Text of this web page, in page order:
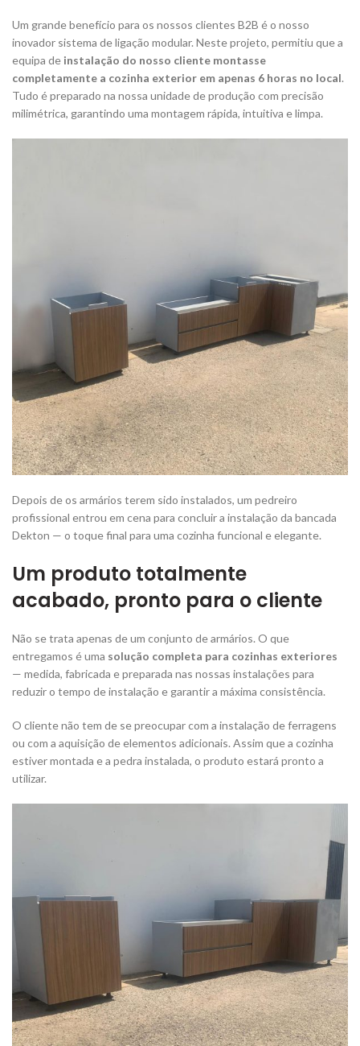
Um grande benefício para os nossos clientes B2B é o nosso
inovador sistema de ligação modular. Neste projeto, permitiu que a
equipa de instalação do nosso cliente montasse
completamente a cozinha exterior em apenas 6 horas no local.
Tudo é preparado na nossa unidade de produção com precisão
milimétrica, garantindo uma montagem rápida, intuitiva e limpa.
Depois de os armários terem sido instalados, um pedreiro
profissional entrou em cena para concluir a instalação da bancada
Dekton — o toque final para uma cozinha funcional e elegante.
Um produto totalmente
acabado, pronto para o cliente
Não se trata apenas de um conjunto de armários. O que
entregamos é uma solução completa para cozinhas exteriores
— medida, fabricada e preparada nas nossas instalações para
reduzir o tempo de instalação e garantir a máxima consistência.
O cliente não tem de se preocupar com a instalação de ferragens
ou com a aquisição de elementos adicionais. Assim que a cozinha
estiver montada e a pedra instalada, o produto estará pronto a
utilizar.